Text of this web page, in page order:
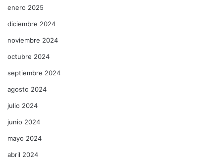
enero 2025
diciembre 2024
noviembre 2024
octubre 2024
septiembre 2024
agosto 2024
julio 2024
junio 2024
mayo 2024
abril 2024